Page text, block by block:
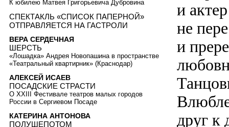
и
не
и
друг к
К юбилею Матвея Григорьевича Дубровина
СПЕКТАКЛЬ «СПИСОК ПАПЕРНОЙ»
ОТПРАВЛЯЕТСЯ НА ГАСТРОЛИ
ВЕРА СЕРДЕЧНАЯ
ШЕРСТЬ
«Лошадка» Андрея Новопашина в пространстве
«Театральный квартирник» (Краснодар)
АЛЕКСЕЙ ИСАЕВ
ПОСАДСКИЕ СТРАСТИ
О XXIII Фестивале театров малых городов
России в Сергиевом Посаде
КАТЕРИНА АНТОНОВА
ПОЛУШЕПОТОМ